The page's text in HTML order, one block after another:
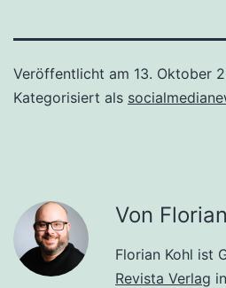
Veröffentlicht am 13. Oktober
Kategorisiert als
Von
Florian Kohl ist
Revista Verlag